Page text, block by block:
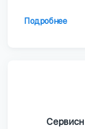
Подробнее